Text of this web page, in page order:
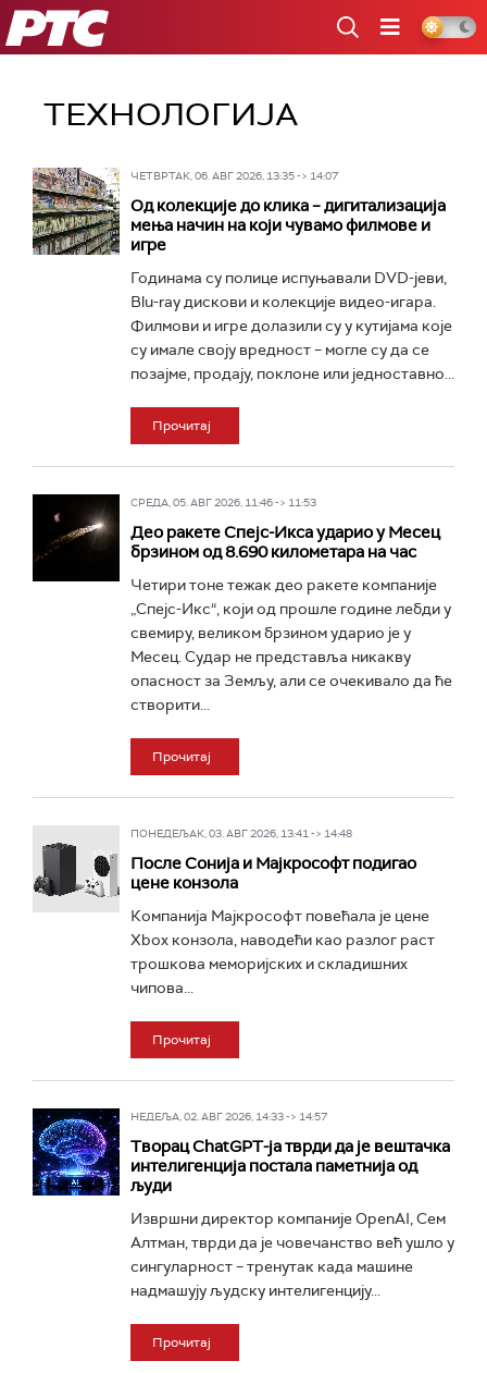
РТС
ТЕХНОЛОГИЈA
ЧЕТВРТАК, 06. АВГ 2026, 13:35 -> 14:07
Од колекције до клика – дигитализација
мења начин на који чувамо филмове и
игре
Годинама су полице испуњавали DVD-јеви,
Blu-ray дискови и колекције видео-игара.
Филмови и игре долазили су у кутијама које
су имале своју вредност – могле су да се
позајме, продају, поклоне или једноставно...
Прочитај
СРЕДА, 05. АВГ 2026, 11:46 -> 11:53
Део ракете Спејс-Икса ударио у Месец
брзином од 8.690 километара на час
Четири тоне тежак део ракете компаније
„Спејс-Икс“, који од прошле године лебди у
свемиру, великом брзином ударио је у
Месец. Судар не представља никакву
опасност за Земљу, али се очекивало да ће
створити...
Прочитај
ПОНЕДЕЉАК, 03. АВГ 2026, 13:41 -> 14:48
После Сонија и Мајкрософт подигао
цене конзола
Компанија Мајкрософт повећала је цене
Xbox конзола, наводећи као разлог раст
трошкова меморијских и складишних
чипова...
Прочитај
НЕДЕЉА, 02. АВГ 2026, 14:33 -> 14:57
Творац ChatGPT-ја тврди да је вештачка
интелигенција постала паметнија од
људи
Извршни директор компаније OpenAI, Сем
Алтман, тврди да је човечанство већ ушло у
сингуларност – тренутак када машине
надмашују људску интелигенцију...
Прочитај